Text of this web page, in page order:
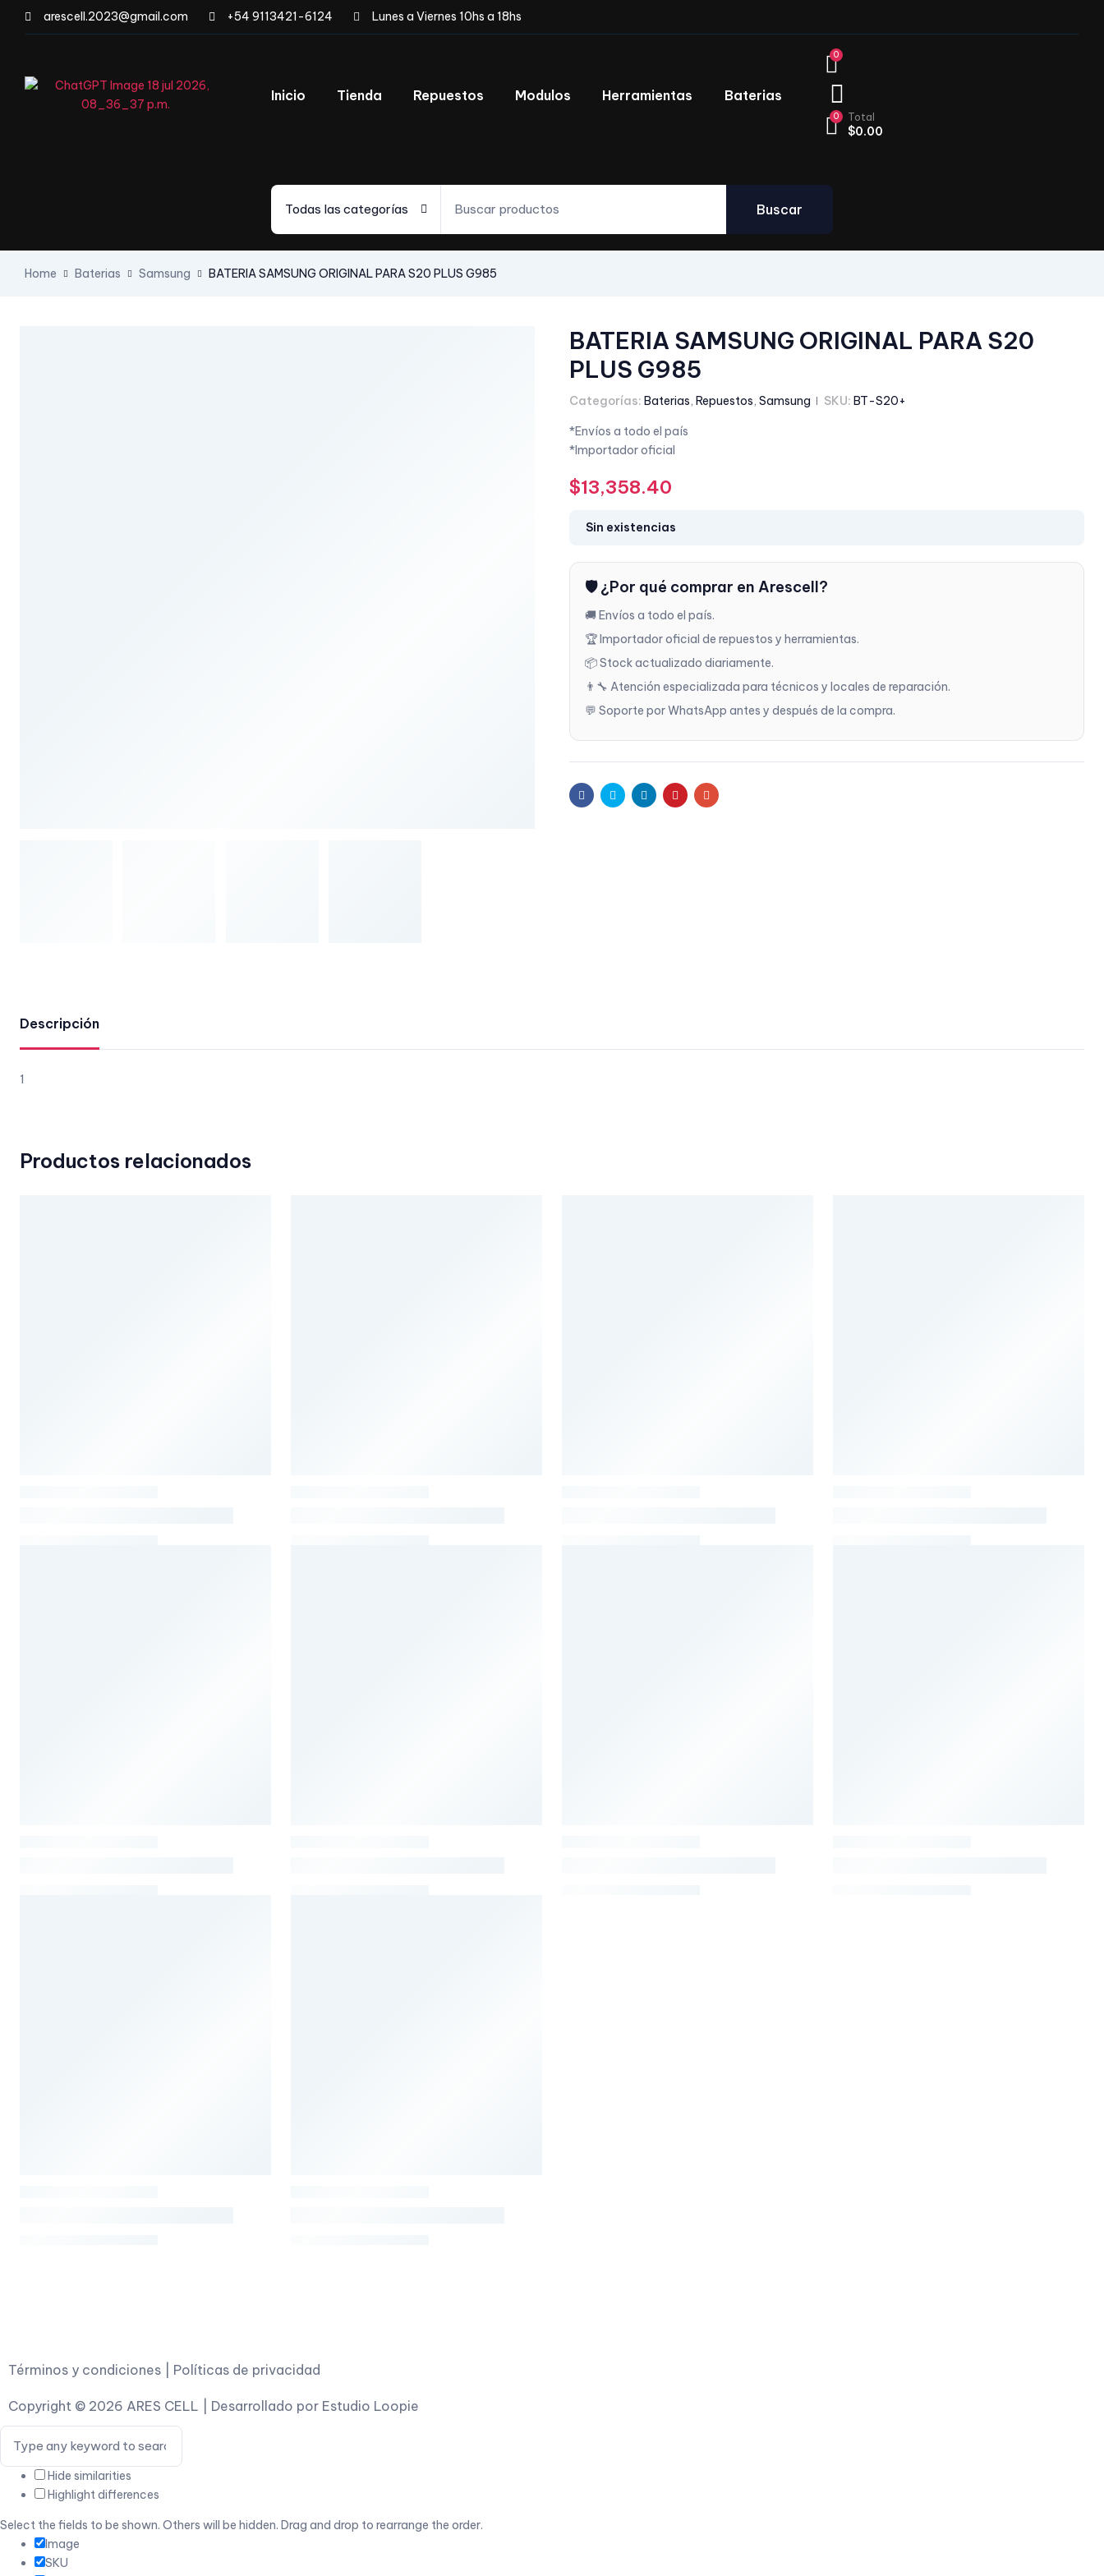
arescell.2023@gmail.com +54 9113421-6124 Lunes a Viernes 10hs a 18hs
Inicio Tienda Repuestos Modulos Herramientas Baterias
0
0 Total
$0.00
Todas las categorías Buscar
Home Baterias Samsung BATERIA SAMSUNG ORIGINAL PARA S20 PLUS G985
BATERIA SAMSUNG ORIGINAL PARA S20
PLUS G985
Categorías: Baterias, Repuestos, Samsung SKU: BT-S20+
*Envíos a todo el país
*Importador oficial
$13,358.40
Sin existencias
🛡️ ¿Por qué comprar en Arescell?
🚚 Envíos a todo el país.
🏆 Importador oficial de repuestos y herramientas.
📦 Stock actualizado diariamente.
👨‍🔧 Atención especializada para técnicos y locales de reparación.
💬 Soporte por WhatsApp antes y después de la compra.
Facebook
TwitterLinkedinPinterestEmail
Descripción
1
Productos relacionados
Términos y condiciones Políticas de privacidad
Copyright © 2026 ARES CELL | Desarrollado por Estudio Loopie
Hide similarities
Highlight differences
Select the fields to be shown. Others will be hidden. Drag and drop to rearrange the order.
Image
SKU